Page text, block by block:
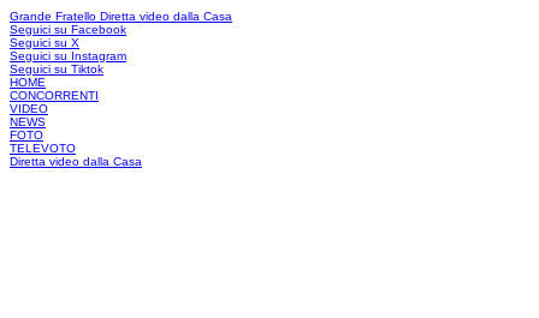
Grande Fratello Diretta video dalla Casa
Seguici su Facebook
Seguici su X
Seguici su Instagram
Seguici su Tiktok
HOME
CONCORRENTI
VIDEO
NEWS
FOTO
TELEVOTO
Diretta video dalla Casa